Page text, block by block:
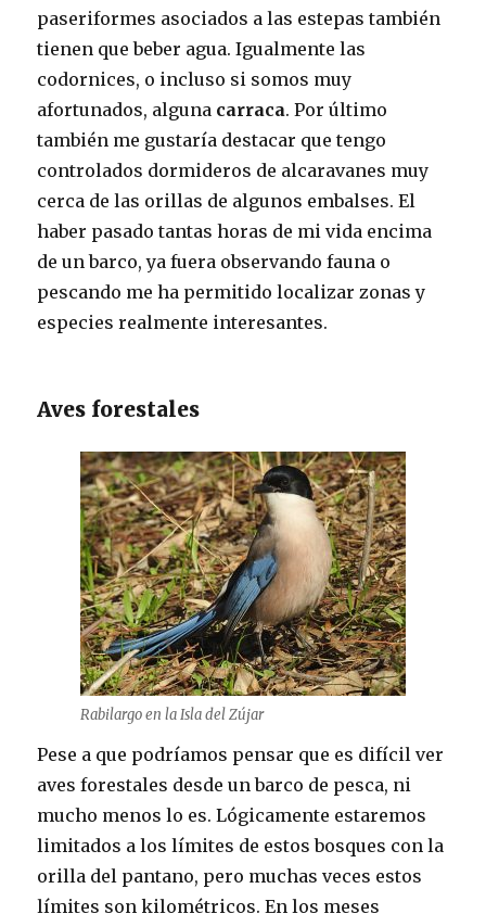
paseriformes asociados a las estepas también
tienen que beber agua. Igualmente las
codornices, o incluso si somos muy
afortunados, alguna carraca. Por último
también me gustaría destacar que tengo
controlados dormideros de alcaravanes muy
cerca de las orillas de algunos embalses. El
haber pasado tantas horas de mi vida encima
de un barco, ya fuera observando fauna o
pescando me ha permitido localizar zonas y
especies realmente interesantes.
Aves forestales
Rabilargo en la Isla del Zújar
Pese a que podríamos pensar que es difícil ver
aves forestales desde un barco de pesca, ni
mucho menos lo es. Lógicamente estaremos
limitados a los límites de estos bosques con la
orilla del pantano, pero muchas veces estos
límites son kilométricos. En los meses